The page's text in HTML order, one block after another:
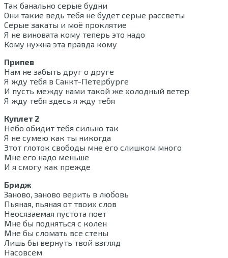
Так банально серые будни
Они такие ведь тебя не будет серые рассветы
Серые закаты и моё проклятие
Я не виновата кому теперь это надо
Кому нужна эта правда кому
Припев
Нам не забыть друг о друге
Я жду тебя в Санкт-Петербурге
И пусть между нами такой же холодный ветер
Я жду тебя здесь я жду тебя
Куплет 2
Небо обидит тебя сильно так
Я не сумею как ты никогда
Этот глоток свободы мне его слишком много
Мне его надо меньше
И я смогу как прежде
Бридж
Заново, заново верить в любовь
Пьяная, пьяная от твоих слов
Неосязаемая пустота поет
Мне бы подняться с колен
Мне бы сломать все стены
Лишь бы вернуть твой взгляд
Насовсем